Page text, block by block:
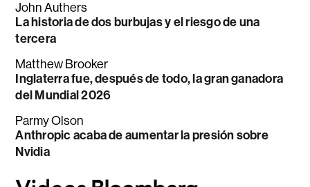
John Authers
La historia de dos burbujas y el riesgo de una
tercera
Matthew Brooker
Inglaterra fue, después de todo, la gran ganadora
del Mundial 2026
Parmy Olson
Anthropic acaba de aumentar la presión sobre
Nvidia